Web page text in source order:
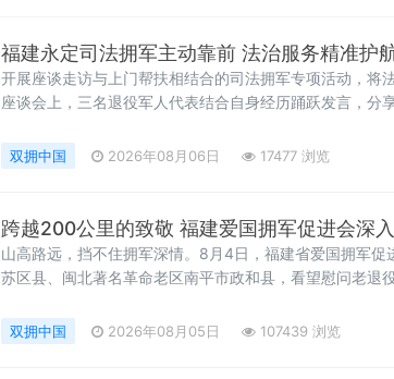
福建永定司法拥军主动靠前 法治服务精准护
开展座谈走访与上门帮扶相结合的司法拥军专项活动，
座谈会上，三名退役军人代表结合自身经历踊跃发言，分
双拥中国 2026年08月06日 17477 浏览
跨越200公里的致敬 福建爱国拥军促进会深
山高路远，挡不住拥军深情。8月4日，福建省爱国拥军
苏区县、闽北著名革命老区南平市政和县，看望慰问老退
走访了杨源乡楼下、大王厝、
双拥中国 2026年08月05日 107439 浏览